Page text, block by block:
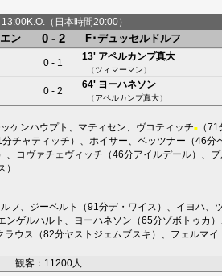
（日本時間20:00）
ン 0 - 2 F･デュッセルドルフ
0 - 1
13' アペルカンプ真大
（ツィマーマン）
0 - 2
64' ヨーハネソン
（アペルカンプ真大）
ケンハウプト マティセン ヴコティッチ■ （
分チャティッチ ）、 ホイサー ベッツナー （46分
、 コヴァチェヴィッチ （46分アイルデール）、
）
フ ジーベルト （91分デ・ワイス ）、 イヨハ
ンゲルハルト ヨーハネソン （65分ゾボトゥカ ）
ラウス （82分ヤストジェムブスキ ）、 フェルマイ
観客：11200人